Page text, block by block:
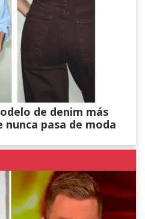
de denim más
pasa de moda